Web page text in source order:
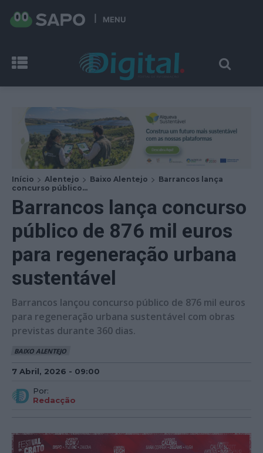
MENU
Início Alentejo Baixo Alentejo
Barrancos lança
concurso público...
Barrancos lança concurso
público de 876 mil euros
para regeneração urbana
sustentável
Barrancos lançou concurso público de 876 mil euros
para regeneração urbana sustentável com obras
previstas durante 360 dias.
BAIXO ALENTEJO
7 Abril, 2026 - 09:00
Por:
Redacção